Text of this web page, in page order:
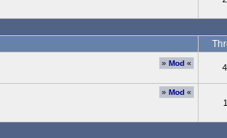
» Mod «
» Mod «